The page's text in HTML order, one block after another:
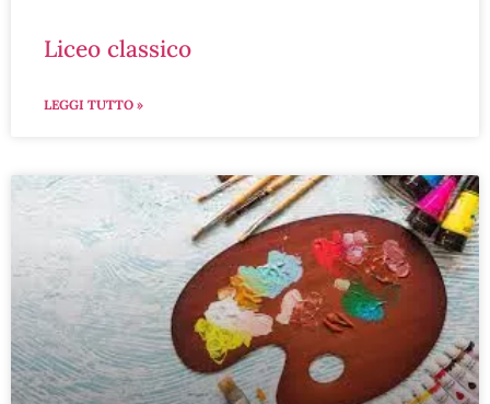
liceo classico
LEGGI TUTTO »